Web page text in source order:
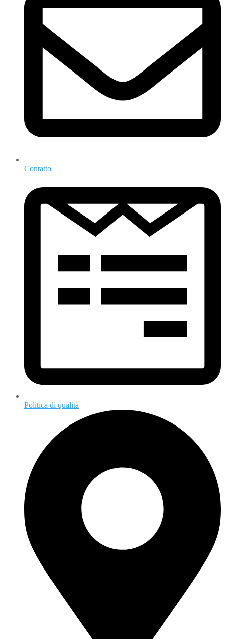
Contatto
Politica di qualità